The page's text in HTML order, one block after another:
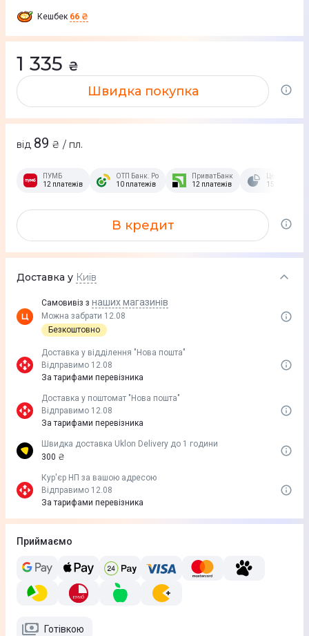
Кешбек 66 ₴
1 335 ₴
Швидка покупка
від 89 ₴ / пл.
ПУМБ
12 платежів
ОТП Банк. Розстрочка Скибочка.
10 платежів
ПриватБанк
12 платежів
15 платежів
В кредит
Доставка у Київ
Самовивіз з наших магазинів
Можна забрати 12.08
Безкоштовно
Доставка у вiддiлення "Нова пошта"
Відправимо 12.08
За тарифами перевізника
Доставка у поштомат "Нова пошта"
Відправимо 12.08
За тарифами перевізника
Швидка доставка Uklon Delivery до 1 години
300 ₴
Кур'єр НП за вашою адресою
Відправимо 12.08
За тарифами перевізника
Приймаємо
Готівкою